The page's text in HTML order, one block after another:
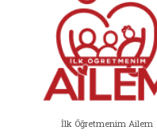
İlk Öğretmenim Ailem